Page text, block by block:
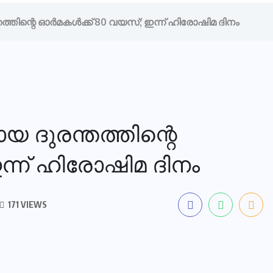
ഓർമകൾക്ക് 80 വയസ്; ഇന്ന് ഹിരോഷിമ ദിനം
ദുരന്തത്തിന്റെ
ഹിരോഷിമ ദിനം
171 VIEWS